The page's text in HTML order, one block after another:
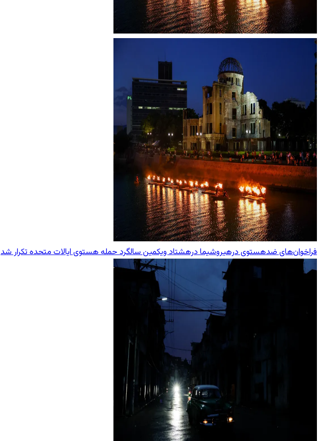
فراخوان‌های ضدهستوی درهیروشیما درهشتاد ویکمین سالگرد حمله هستوی ایالات متحده تکرار شد